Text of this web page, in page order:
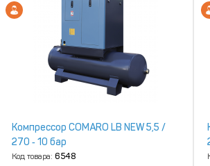
Компрессор COMARO LB NEW 5,5 /
270 ‑ 10 бар
Код товара: 6548